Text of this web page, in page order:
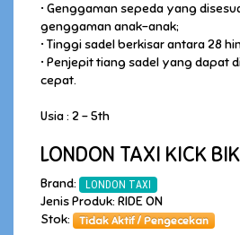
• Genggaman sepeda yang
genggaman anak-anak;
• Tinggi sadel berkisar antara 28
• Penjepit tiang sadel yang dapat
cepat.
Usia : 2 - 5th
LONDON TAXI KICK
Brand: LONDON TAXI
Jenis Produk: RIDE ON
Stok:
Tidak Aktif / Pengecekan